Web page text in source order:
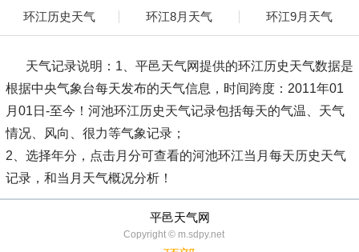
环江历史天气 环江8月天气 环江9月天气
天气记录说明： 1、平邑天气网提供的环江历史天气数据是
根据中央气象台每天发布的天气信息，时间跨度：2011年01
月01日-至今！河池环江历史天气记录包括每天的气温、天气
情况、风向、很力等气象记录；
2、选择年分，点击月分可查看的河池环江当月每天历史天气
记录，和当月天气概况分析！
平邑天气网
Copyright © m.sdpy.net